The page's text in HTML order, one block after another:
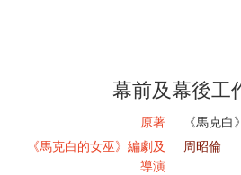
幕前及幕後工
原著
《馬克
《馬克白的女巫》編劇及
導演
周昭倫